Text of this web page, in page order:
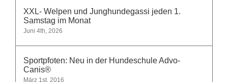
XXL- Welpen und Junghundegassi jeden 1.
Samstag im Monat
Juni 4th, 2026
Sportpfoten: Neu in der Hundeschule Advo-
Canis®
März 1st, 2016